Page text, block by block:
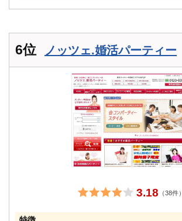
6位 ノッツェ.婚活パーティー
3.18 （38件）